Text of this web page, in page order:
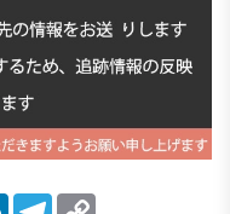
LinkedInTelegram